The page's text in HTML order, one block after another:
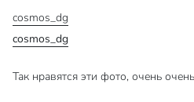
cosmos_dg
cosmos_dg
Так нравятся эти фото, очень